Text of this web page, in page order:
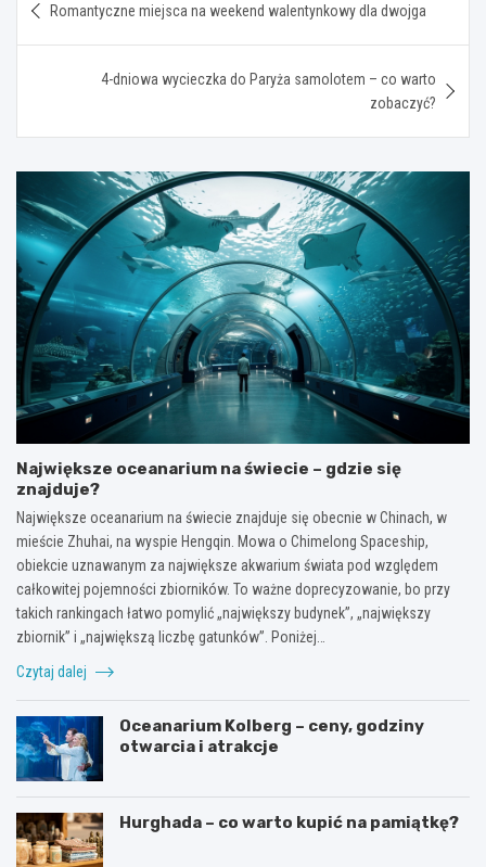
wpisu
Romantyczne miejsca na weekend walentynkowy dla dwojga
4-dniowa wycieczka do Paryża samolotem – co warto
zobaczyć?
Największe oceanarium na świecie – gdzie się
znajduje?
Największe oceanarium na świecie znajduje się obecnie w Chinach, w
mieście Zhuhai, na wyspie Hengqin. Mowa o Chimelong Spaceship,
obiekcie uznawanym za największe akwarium świata pod względem
całkowitej pojemności zbiorników. To ważne doprecyzowanie, bo przy
takich rankingach łatwo pomylić „największy budynek”, „największy
zbiornik” i „największą liczbę gatunków”. Poniżej…
Czytaj dalej
Oceanarium Kolberg – ceny, godziny
otwarcia i atrakcje
Hurghada – co warto kupić na pamiątkę?